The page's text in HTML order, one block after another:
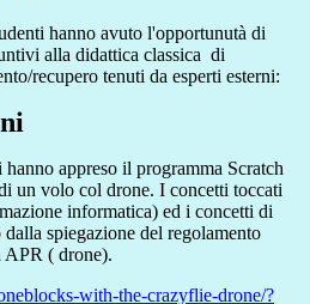
hanno avuto l'opportunutà di
alla didattica classica di
recupero tenuti da esperti esterni:
appreso il programma Scratch
un volo col drone. I concetti toccati
informatica) ed i concetti di
spiegazione del regolamento
APR ( drone).
with-the-crazyflie-drone/?